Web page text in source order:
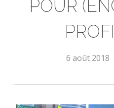
POUR
6 août 2018